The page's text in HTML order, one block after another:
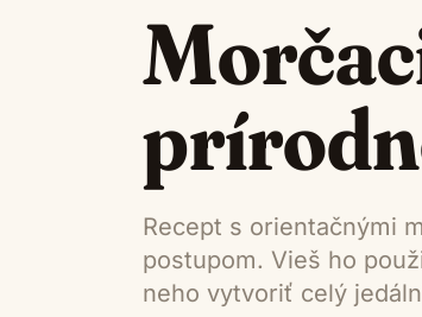
Recept s orientačnými
postupom. Vieš ho
neho vytvoriť celý